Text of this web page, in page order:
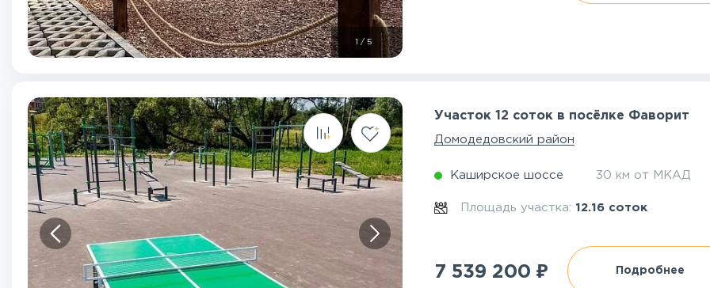
/5
Участок 12 соток в посёлке Фаворит
Домодедовский район
Каширское шоссе 30 км от МКАД
Площадь участка:12.16 соток
7 539 200 ₽ Подробнее